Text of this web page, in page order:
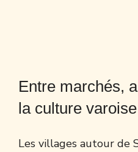
Entre marchés,
la culture
Les villages autour de